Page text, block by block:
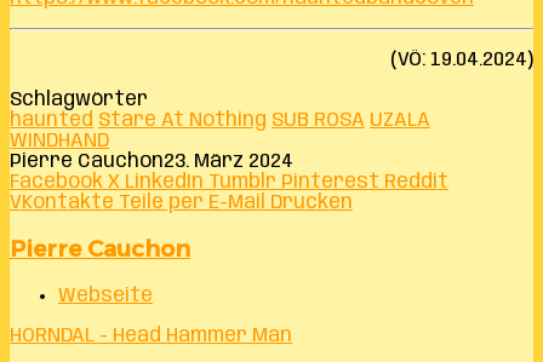
(VÖ: 19.04.2024)
Schlagwörter
haunted Stare At Nothing SUB ROSA UZALA
WINDHAND
Pierre Cauchon23. März 2024
Facebook X LinkedIn Tumblr Pinterest Reddit
VKontakte Teile per E-Mail Drucken
Pierre Cauchon
Webseite
HORNDAL - Head Hammer Man